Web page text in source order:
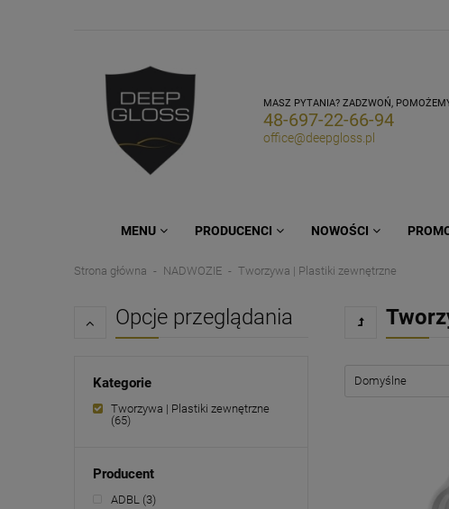
MASZ PYTANIA? ZADZWOŃ,
48-697-22-66-94
office@deepgloss.pl
MENU PRODUCENCI NOWOŚCI
Strona główna NADWOZIE Tworzywa | Plastiki zewnętrzne
Opcje przeglądania
Kategorie
Tworzywa | Plastiki zewnętrzne
(65)
Producent
ADBL (3)